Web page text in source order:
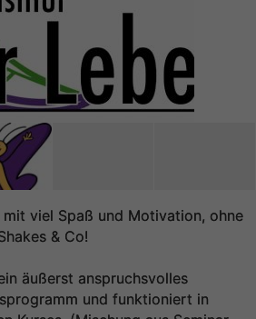
viel Spaß und Motivation, ohne
& Co!
äußerst anspruchsvolles
und funktioniert in